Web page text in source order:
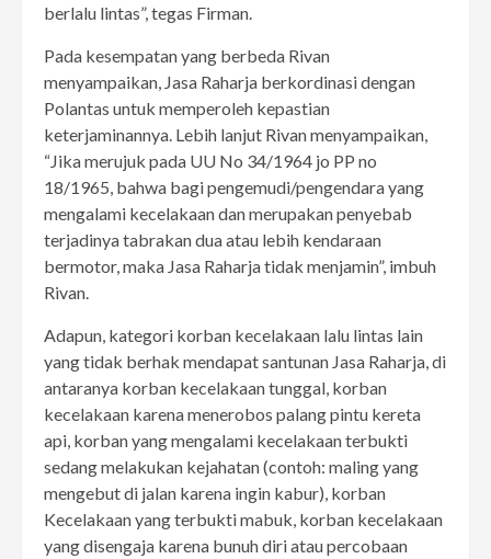
berlalu lintas”, tegas Firman.
Pada kesempatan yang berbeda Rivan
menyampaikan, Jasa Raharja berkordinasi dengan
Polantas untuk memperoleh kepastian
keterjaminannya. Lebih lanjut Rivan menyampaikan,
“Jika merujuk pada UU No 34/1964 jo PP no
18/1965, bahwa bagi pengemudi/pengendara yang
mengalami kecelakaan dan merupakan penyebab
terjadinya tabrakan dua atau lebih kendaraan
bermotor, maka Jasa Raharja tidak menjamin”, imbuh
Rivan.
Adapun, kategori korban kecelakaan lalu lintas lain
yang tidak berhak mendapat santunan Jasa Raharja, di
antaranya korban kecelakaan tunggal, korban
kecelakaan karena menerobos palang pintu kereta
api, korban yang mengalami kecelakaan terbukti
sedang melakukan kejahatan (contoh: maling yang
mengebut di jalan karena ingin kabur), korban
Kecelakaan yang terbukti mabuk, korban kecelakaan
yang disengaja karena bunuh diri atau percobaan